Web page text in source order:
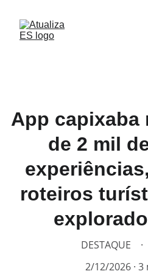
App capixaba
de 2 mil
roteiros
DESTAQUE
2/12/2026 3